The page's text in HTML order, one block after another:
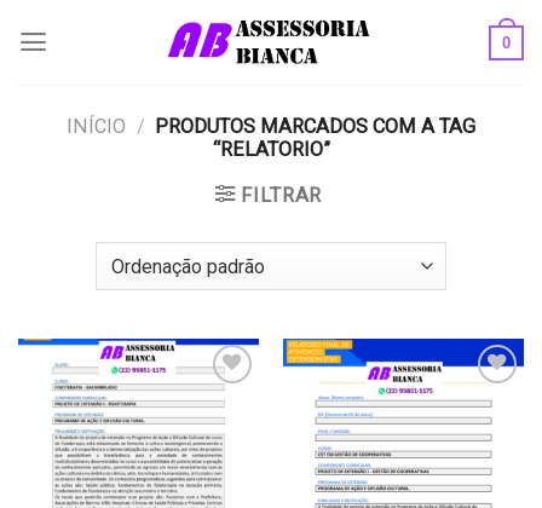
0
INÍCIO / PRODUTOS MARCADOS COM A TAG
“RELATORIO”
FILTRAR
Add to
wishlist
Add to
wishlist